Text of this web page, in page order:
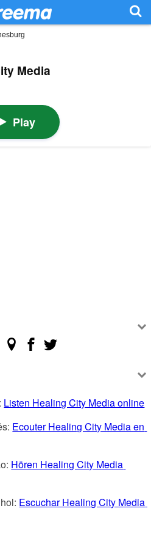
Media
Play
Listen Healing City Media online
Ecouter Healing City Media en
Hören Healing City Media
Escuchar Healing City Media